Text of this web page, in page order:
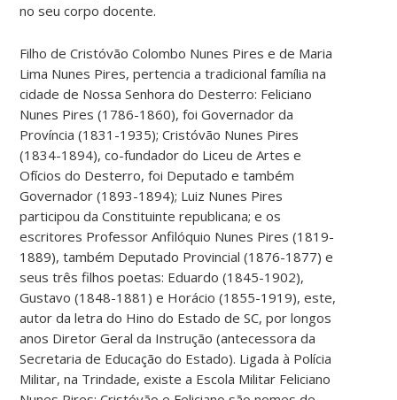
no seu corpo docente.
Filho de Cristóvão Colombo Nunes Pires e de Maria
Lima Nunes Pires, pertencia a tradicional família na
cidade de Nossa Senhora do Desterro: Feliciano
Nunes Pires (1786-1860), foi Governador da
Província (1831-1935); Cristóvão Nunes Pires
(1834-1894), co-fundador do Liceu de Artes e
Ofícios do Desterro, foi Deputado e também
Governador (1893-1894); Luiz Nunes Pires
participou da Constituinte republicana; e os
escritores Professor Anfilóquio Nunes Pires (1819-
1889), também Deputado Provincial (1876-1877) e
seus três filhos poetas: Eduardo (1845-1902),
Gustavo (1848-1881) e Horácio (1855-1919), este,
autor da letra do Hino do Estado de SC, por longos
anos Diretor Geral da Instrução (antecessora da
Secretaria de Educação do Estado). Ligada à Polícia
Militar, na Trindade, existe a Escola Militar Feliciano